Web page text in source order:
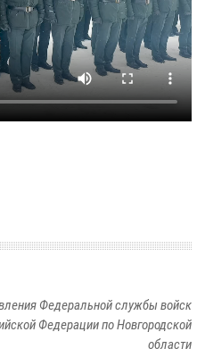
Федеральной службы войск
Федерации по Новгородской
области